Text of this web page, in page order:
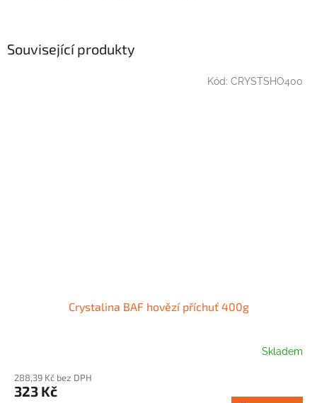
Související produkty
Crystalina BAF hovězí příchuť 400g
Skladem
288,39 Kč bez DPH
323 Kč
Kód: CRYSTSHO400